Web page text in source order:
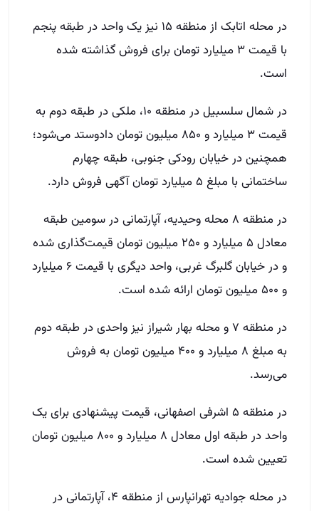
در محله اتابک از منطقه ۱۵ نیز یک واحد در طبقه پنجم
با قیمت ۳ میلیارد تومان برای فروش گذاشته شده
است.
در شمال سلسبیل در منطقه ۱۰، ملکی در طبقه دوم به
قیمت ۳ میلیارد و ۸۵۰ میلیون تومان دادوستد می‌شود؛
همچنین در خیابان رودکی جنوبی، طبقه چهارم
ساختمانی با مبلغ ۵ میلیارد تومان آگهی فروش دارد.
در منطقه ۸ محله وحیدیه، آپارتمانی در سومین طبقه
معادل ۵ میلیارد و ۲۵۰ میلیون تومان قیمت‌گذاری شده
و در خیابان گلبرگ غربی، واحد دیگری با قیمت ۶ میلیارد
و ۵۰۰ میلیون تومان ارائه شده است.
در منطقه ۷ و محله بهار شیراز نیز واحدی در طبقه دوم
به مبلغ ۸ میلیارد و ۴۰۰ میلیون تومان به فروش
می‌رسد.
در منطقه ۵ اشرفی اصفهانی، قیمت پیشنهادی برای یک
واحد در طبقه اول معادل ۸ میلیارد و ۸۰۰ میلیون تومان
تعیین شده است.
در محله جوادیه تهرانپارس از منطقه ۴، آپارتمانی در